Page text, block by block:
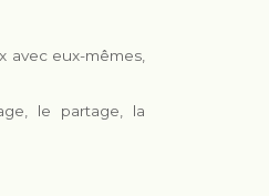
avec eux-mêmes,
le partage, la